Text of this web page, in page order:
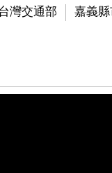
灣交通部 嘉義